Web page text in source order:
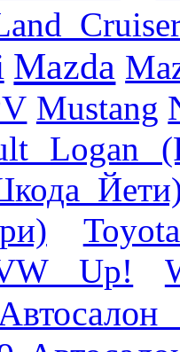
Mazda
Mustang
Logan
Up!